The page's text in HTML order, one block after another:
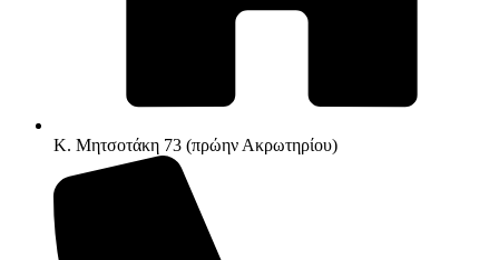
Κ. Μητσοτάκη 73 (πρώην Ακρωτηρίου)